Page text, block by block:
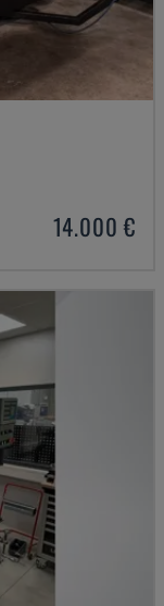
14.000 €